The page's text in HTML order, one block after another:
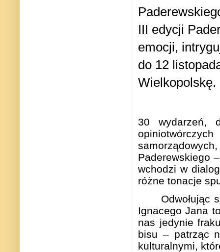
III edycji
emocji,
do 12
Wielkopolskę.
30 wydarzeń,
Paderewskiego
wchodzi w
różne tonacje
Odwołując
Ignacego Jana
nas jedynie
bisu – patrząc
kulturalnymi,